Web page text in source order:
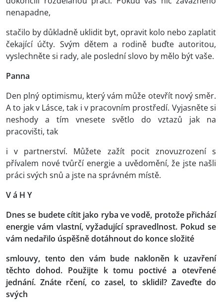
nenapadne,
stačilo by důkladně uklidit byt, opravit kolo nebo zaplatit
čekající účty. Svým dětem a rodině buďte autoritou,
vyslechněte si rady, ale poslední slovo by mělo být vaše.
Panna
Den plný optimismu, který vám může otevřít nový směr.
A to jak v Lásce, tak i v pracovním prostředí. Vyjasněte si
neshody a tím vnesete světlo do vztazů jak na
pracovišti, tak
i v partnerství. Můžete zažít pocit znovuzrození s
přívalem nové tvůrčí energie a uvědomění, že jste našli
práci svých snů a jste na správném místě.
V á H Y
Dnes se budete cítit jako ryba ve vodě, protože přichází
energie vám vlastní, vyžadující spravedlnost. Pokud se
vám nedařilo úspěšně dotáhnout do konce složité
smlouvy, tento den vám bude nakloněn k uzavření
těchto dohod. Použijte k tomu poctivé a otevřené
jednání. Znáte rčení, co zasel, to sklidil? Zaveďte do
svých